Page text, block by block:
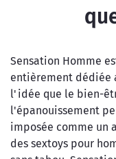
Sensation Homme
entièrement dédiée
l'idée que le bien-
l'épanouissement
imposée comme un
des sextoys pour